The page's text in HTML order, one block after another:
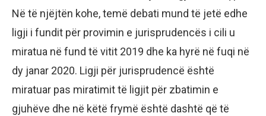
Në të njëjtën kohe, temë debati mund të jetë edhe
ligji i fundit për provimin e jurisprudencës i cili u
miratua në fund të vitit 2019 dhe ka hyrë në fuqi në
dy janar 2020. Ligji për jurisprudencë është
miratuar pas miratimit të ligjit për zbatimin e
gjuhëve dhe në këtë frymë është dashtë që të